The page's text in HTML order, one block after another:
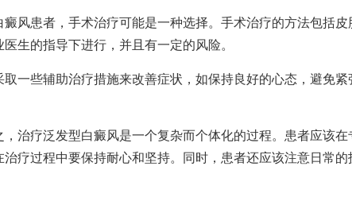
患者，手术治疗可能是一种选择。手术治疗的方法包括皮
生的指导下进行，并且有一定的风险。
些辅助治疗措施来改善症状，如保持良好的心态，避免紧
，治疗泛发型白癜风是一个复杂而个体化的过程。患者应该在
疗过程中要保持耐心和坚持。同时，患者还应该注意日常的